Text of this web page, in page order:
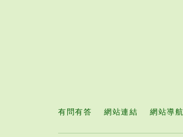
有問有答 網站連結 網站導航